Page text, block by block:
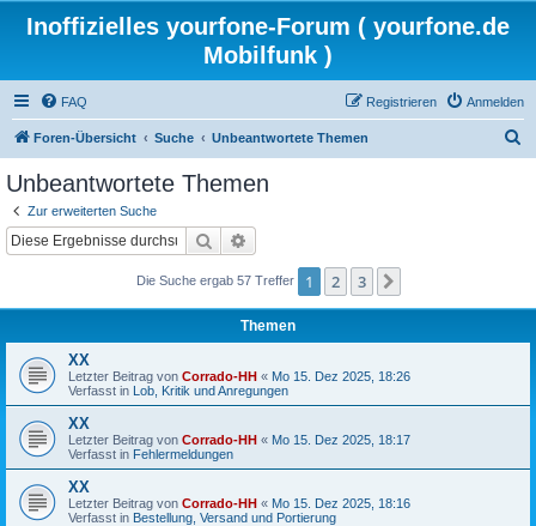
Inoffizielles yourfone-Forum ( yourfone.de
Mobilfunk )
FAQ Anmelden
Registrieren
Foren-Übersicht Suche Unbeantwortete Themen
Unbeantwortete Themen
Zur erweiterten Suche
Suche
Die Suche ergab 57 Treffer 1 2 3
Themen
XX
Letzter Beitrag von Corrado-HH « Mo 15. Dez 2025, 18:26
Verfasst in Lob, Kritik und Anregungen
XX
Letzter Beitrag von Corrado-HH « Mo 15. Dez 2025, 18:17
Verfasst in Fehlermeldungen
XX
Letzter Beitrag von Corrado-HH « Mo 15. Dez 2025, 18:16
Verfasst in Bestellung, Versand und Portierung